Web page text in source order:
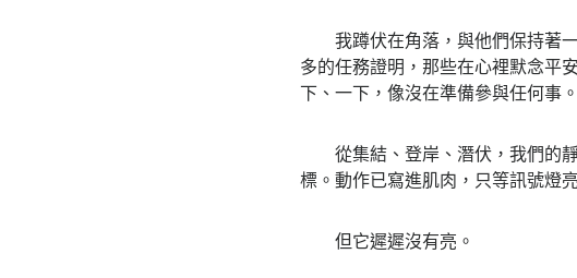
我蹲伏在角落，與他們保持著一
多的任務證明，那些在心裡默念平
下、一下，像沒在準備參與任何事。
從集結、登岸、潛伏，我們的靜
標。動作已寫進肌肉，只等訊號燈
但它遲遲沒有亮。